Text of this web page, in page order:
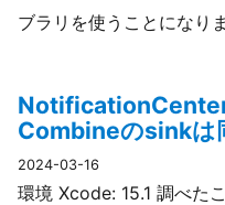
ブラリを使うことになり
Combineのsinkは
2024-03-16
環境 Xcode: 15.1 調べた